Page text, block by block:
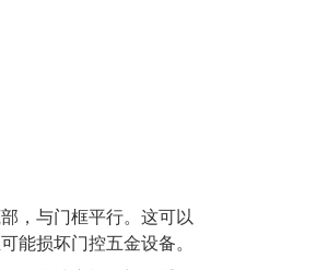
，与门框平行。这可以
能损坏门控五金设备。